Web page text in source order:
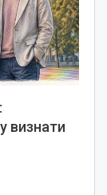
визнати